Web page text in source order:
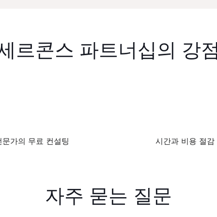
르콘스 파트너십의 강점
문가의 무료 컨설팅 시간과 비용 절감
자주 묻는 질문